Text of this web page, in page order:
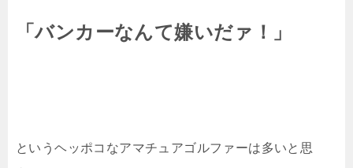
「バンカーなんて嫌いだァ！」
というヘッポコなアマチュアゴルファーは多いと思